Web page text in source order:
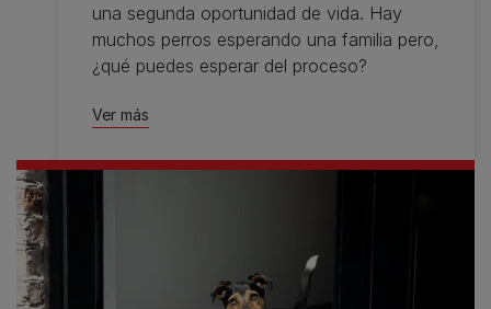
una segunda oportunidad de vida. Hay
muchos perros esperando una familia pero,
¿qué puedes esperar del proceso?
Ver más